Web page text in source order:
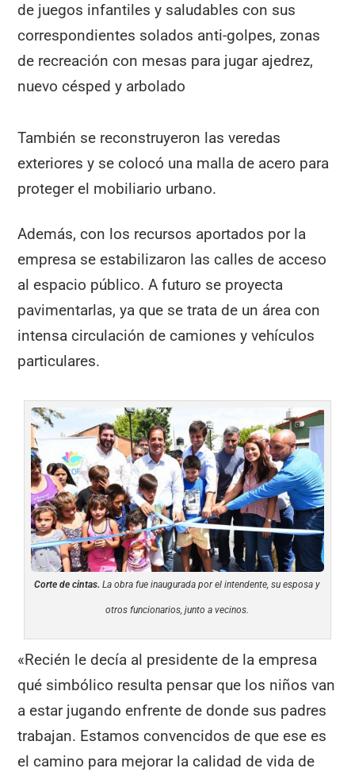
de juegos infantiles y saludables con sus
correspondientes solados anti-golpes, zonas
de recreación con mesas para jugar ajedrez,
nuevo césped y arbolado
También se reconstruyeron las veredas
exteriores y se colocó una malla de acero para
proteger el mobiliario urbano.
Además, con los recursos aportados por la
empresa se estabilizaron las calles de acceso
al espacio público. A futuro se proyecta
pavimentarlas, ya que se trata de un área con
intensa circulación de camiones y vehículos
particulares.
Corte de cintas. La obra fue inaugurada por el intendente, su esposa y
otros funcionarios, junto a vecinos.
«Recién le decía al presidente de la empresa
qué simbólico resulta pensar que los niños van
a estar jugando enfrente de donde sus padres
trabajan. Estamos convencidos de que ese es
el camino para mejorar la calidad de vida de